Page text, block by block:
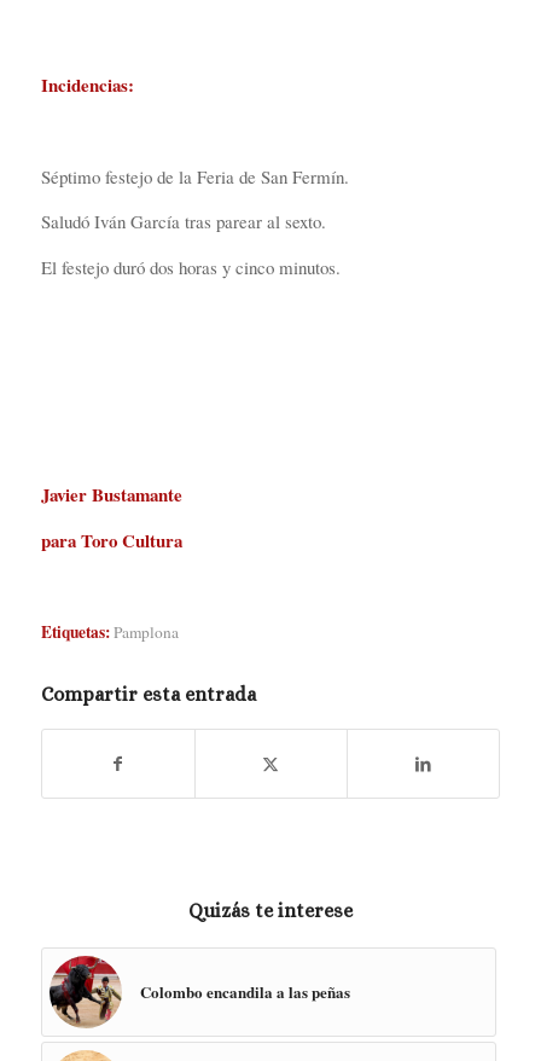
Incidencias:
Séptimo festejo de la Feria de San Fermín.
Saludó Iván García tras parear al sexto.
El festejo duró dos horas y cinco minutos.
Javier Bustamante
para Toro Cultura
Etiquetas:Pamplona
Compartir esta entrada
Quizás te interese
Colombo encandila a las peñas